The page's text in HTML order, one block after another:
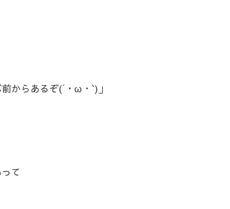
からあるぞ(´・ω・`)」
て